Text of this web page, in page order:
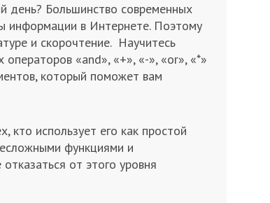
день? Большинство современных
информации в Интернете. Поэтому
и скорочтение. Научитесь
«and», «+», «-», «or», «*»
который поможет вам
кто использует его как простой
функциями и
от этого уровня